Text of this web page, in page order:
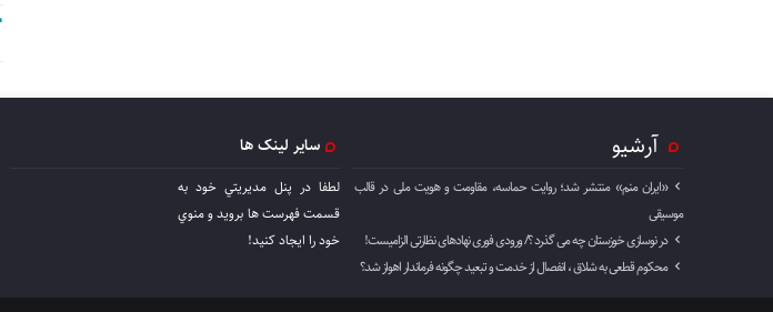
آرشیو
«ایران منم» منتشر شد؛ روایت حماسه، مقاومت و هویت ملی در قالب
موسیقی
در نوسازی خوزستان چه می گذرد ؟/ ورودی فوری نهادهای نظارتی الزامیست!
محکوم قطعی به شلاق ، انفصال از خدمت و تبعید چگونه فرماندار اهواز شد؟
سایر لینک ها
لطفا در پنل مديريتي خود به
قسمت فهرست ها برويد و منوي
خود را ايجاد كنيد!